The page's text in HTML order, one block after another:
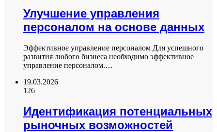
Улучшение управления
персоналом на основе данных
Эффективное управление персоналом Для успешного
развития любого бизнеса необходимо эффективное
управление персоналом.…
19.03.2026
126
Идентификация потенциальных
рыночных возможностей